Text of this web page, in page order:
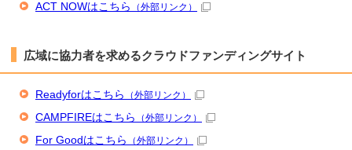
ACT NOWはこちら （外部リンク）
広域に協力者を求めるクラウドファンディングサイト
Readyforはこちら （外部リンク）
CAMPFIREはこちら （外部リンク）
For Goodはこちら （外部リンク）